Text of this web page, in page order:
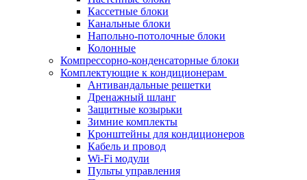
Кассетные блоки
Канальные блоки
Напольно-потолочные блоки
Колонные
Компрессорно-конденсаторные блоки
Комплектующие к кондиционерам
Антивандальные решетки
Дренажный шланг
Защитные козырьки
Зимние комплекты
Кронштейны для кондиционеров
Кабель и провод
Wi-Fi модули
Пульты управления